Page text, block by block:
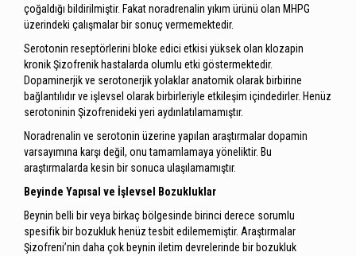
çoğaldığı bildirilmiştir. Fakat noradrenalin yıkım ürünü olan MHPG
üzerindeki çalışmalar bir sonuç vermemektedir.
Serotonin reseptörlerini bloke edici etkisi yüksek olan klozapin
kronik Şizofrenik hastalarda olumlu etki göstermektedir.
Dopaminerjik ve serotonerjik yolaklar anatomik olarak birbirine
bağlantılıdır ve işlevsel olarak birbirleriyle etkileşim içindedirler. Henüz
serotoninin Şizofrenideki yeri aydınlatılamamıştır.
Noradrenalin ve serotonin üzerine yapılan araştırmalar dopamin
varsayımına karşı değil, onu tamamlamaya yöneliktir. Bu
araştırmalarda kesin bir sonuca ulaşılamamıştır.
Beyinde Yapısal ve İşlevsel Bozukluklar
Beynin belli bir veya birkaç bölgesinde birinci derece sorumlu
spesifik bir bozukluk henüz tesbit edilememiştir. Araştırmalar
Şizofreni’nin daha çok beynin iletim devrelerinde bir bozukluk